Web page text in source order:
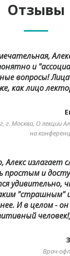
Отзывы
и
вопросы!
как лицо
Москва, О лекции
на
Алекс излагает
простым и
удивительно,
"страшным"
И в целом -
Врач-